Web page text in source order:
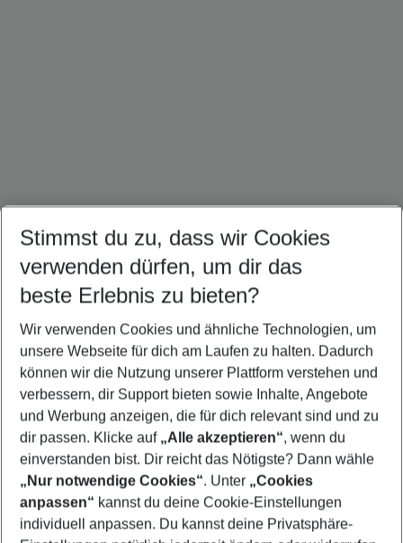
Quicklinks
Flug & Hotel Rio de Janeiro
Pauschalreisen Rio de Janeiro
Footer
Footer navigation
Über uns
Stimmst du zu, dass wir Cookies
verwenden dürfen, um dir das
beste Erlebnis zu bieten?
Wir verwenden Cookies und ähnliche Technologien, um
unsere Webseite für dich am Laufen zu halten. Dadurch
können wir die Nutzung unserer Plattform verstehen und
verbessern, dir Support bieten sowie Inhalte, Angebote
und Werbung anzeigen, die für dich relevant sind und zu
dir passen. Klicke auf „Alle akzeptieren“, wenn du
einverstanden bist. Dir reicht das Nötigste? Dann wähle
„Nur notwendige Cookies“. Unter „Cookies
anpassen“ kannst du deine Cookie-Einstellungen
individuell anpassen. Du kannst deine Privatsphäre-